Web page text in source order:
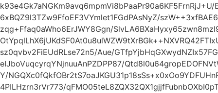
6xBQZ9l3TZw9FfoEF3VYmlet1FGdPAsNyZ/
zqg+Ffaq0aWho6ErJWY8Ggn/
sz0qvbv2FiEUdRLse72n5/Aue/
eIJboVuqcyrqYNjnuuAnPZDPP87/
Y/
4PILHzrn3rVr773/